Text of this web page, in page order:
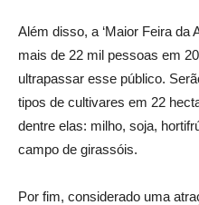
Além disso, a ‘Maior Feira da
mais de 22 mil pessoas em
ultrapassar esse público.
tipos de cultivares em 22
dentre elas: milho, soja,
campo de girassóis.
Por fim, considerado uma